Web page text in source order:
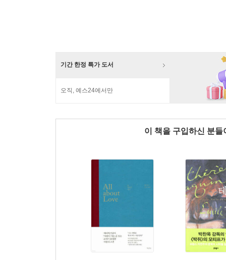
기간 한정 특가 도서
오직, 예스24에서만
이 책을 구입하신 분